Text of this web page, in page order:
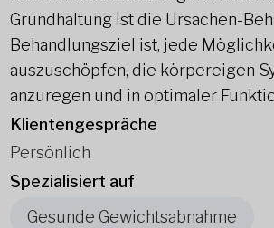
Grundhaltung ist die Ursachen-
Behandlungsziel ist, jede
auszuschöpfen, die körpereigen
anzuregen und in optimaler
Klientengespräche
Persönlich
Spezialisiert auf
Gesunde Gewichtsabnahme